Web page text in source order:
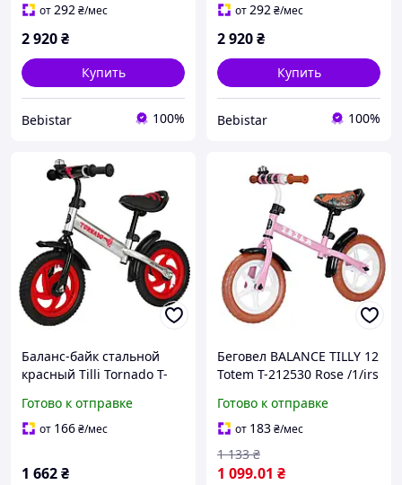
от292₴/мес
2 920₴
Купить
Bebistar 100%
от292₴/мес
2 920₴
Купить
Bebistar 100%
Баланс-байк стальной
красный Tilli Tornado T-
Готово к отправке
от 166₴/мес
1 662₴
Беговел BALANCE TILLY 12
Totem T-212530 Rose /1/irs
Готово к отправке
от 183₴/мес
1 099.01 ₴
1 133 ₴